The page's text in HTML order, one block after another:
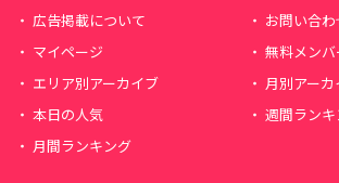
広告掲載について
お問い合わ
マイページ
無料メン
エリア別アーカイブ
月別アー
本日の人気
週間ラン
月間ランキング